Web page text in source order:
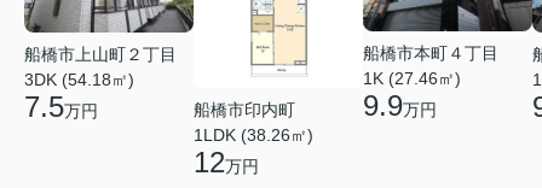
船橋市上山町２丁目
3DK (54.18㎡)
7.5万円
船橋市印内町
1LDK (38.26㎡)
12万円
船橋市本町４丁目
1K (27.46㎡)
9.9万円